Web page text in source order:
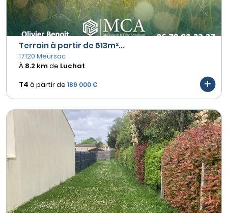
Terrain à partir de 613m²...
17120 Meursac
À 8.2 kmde Luchat
T4 à partir de 189 000 €